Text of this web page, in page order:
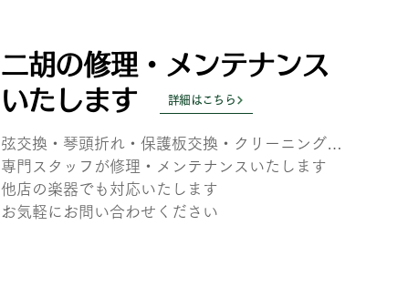
二胡の修理・メンテナンス
いたします
弦交換・琴頭折れ・保護板交換・クリーニング…
専門スタッフが修理・メンテナンスいたします
他店の楽器でも対応いたします
お気軽にお問い合わせください
詳細はこちら